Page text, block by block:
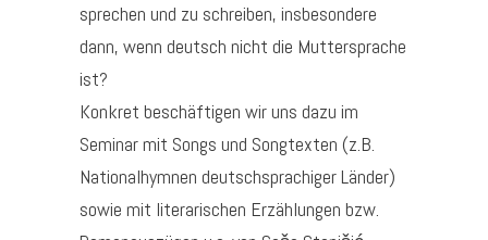
sprechen und zu schreiben, insbesondere
dann, wenn deutsch nicht die Muttersprache
ist?
Konkret beschäftigen wir uns dazu im
Seminar mit Songs und Songtexten (z.B.
Nationalhymnen deutschsprachiger Länder)
sowie mit literarischen Erzählungen bzw.